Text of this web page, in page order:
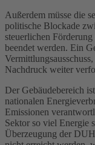
Außerdem müsse die
politische Blockade
steuerlichen
beendet werden. Ein
Nachdruck weiter
Der Gebäudebereich
nationalen
Emissionen
Sektor so viel Energie
Überzeugung der